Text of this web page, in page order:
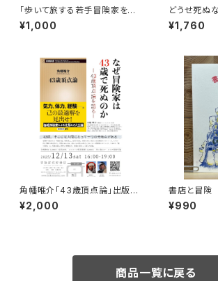
「歩いて旅する若手冒険家を青
田買い！平井佑樹 × 荻田泰永」
録画視聴権
¥1,000
どうせ死ぬ
¥1,760
角幡唯介「43歳頂点論」出版記
念トークイベント録画視聴権
¥2,000
書店と冒険
¥990
商品一覧に戻る